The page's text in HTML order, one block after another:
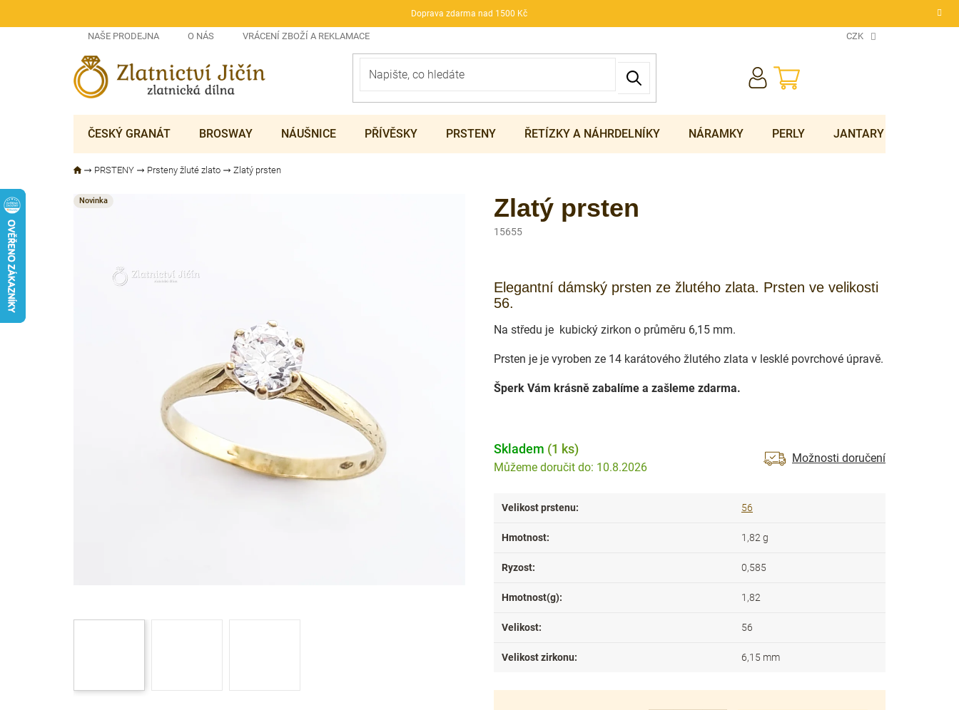
Doprava zdarma nad 1500 Kč
NAŠE PRODEJNA O NÁS VRÁCENÍ ZBOŽÍ A REKLAMACE CZK
NÁKUPNÍ
KOŠÍK
ČESKÝ GRANÁT BROSWAY NÁUŠNICE PŘÍVĚSKY PRSTENY ŘETÍZKY A NÁHRDELNÍKY NÁRAMKY PERLY JANTARY
PRSTENY Prsteny žluté zlato Zlatý prsten
Novinka
Elegantní dámský prsten ze žlutého zlata. Prsten ve velikosti
56.
Na středu je kubický zirkon o průměru 6,15 mm.
Prsten je je vyroben ze 14 karátového žlutého zlata v lesklé povrchové úpravě.
Šperk Vám krásně zabalíme a zašleme zdarma.
Zlatý prsten
15655
Skladem (1 ks)
10.8.2026
Možnosti doručení
Velikost prstenu: 56
Hmotnost: 1,82 g
Ryzost: 0,585
Hmotnost(g): 1,82
Velikost: 56
Velikost zirkonu: 6,15 mm